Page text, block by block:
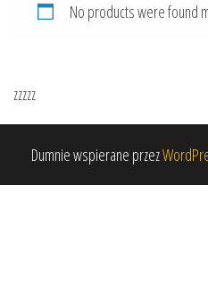
No products were found
zzzzz
Dumnie wspierane przez